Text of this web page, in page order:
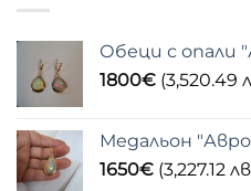
Обеци с опали
1800€ (3,520.49
Медальон
1650€ (3,227.12